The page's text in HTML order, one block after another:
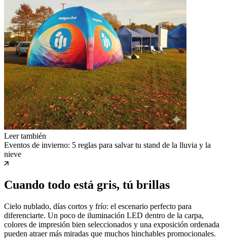
Leer también
Eventos de invierno: 5 reglas para salvar tu stand de la lluvia y la
nieve
Cuando todo está gris, tú brillas
Cielo nublado, días cortos y frío: el escenario perfecto para
diferenciarte. Un poco de iluminación LED dentro de la carpa,
colores de impresión bien seleccionados y una exposición ordenada
pueden atraer más miradas que muchos hinchables promocionales.